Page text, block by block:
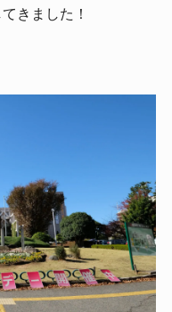
きました！